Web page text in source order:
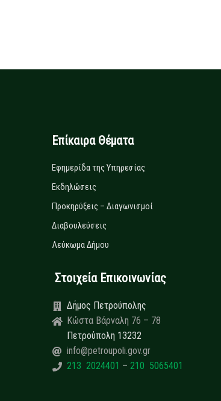
Επίκαιρα Θέματα
Εφημερίδα της Υπηρεσίας
Εκδηλώσεις
Προκηρύξεις – Διαγωνισμοί
Διαβουλεύσεις
Λεύκωμα Δήμου
Στοιχεία Επικοινωνίας
Δήμος Πετρούπολης
Κώστα Βάρναλη 76 – 78
Πετρούπολη 13232
info@petroupoli.gov.gr
213 2024401 – 210 5065401